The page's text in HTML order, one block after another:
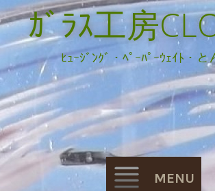
ｶﾞﾗｽ工房
ﾋｭｰｼﾞﾝｸﾞ・ﾍﾟｰﾊﾟｰｳｪｲﾄ・と
MENU